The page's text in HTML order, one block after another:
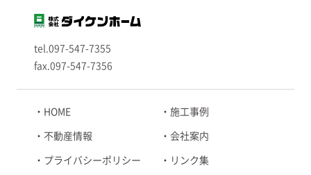
tel.097-547-7355
fax.097-547-7356
HOME 施工事例
不動産情報 会社案内
プライバシーポリシー リンク集